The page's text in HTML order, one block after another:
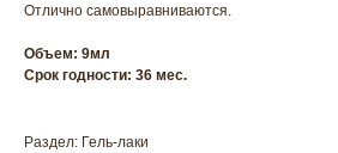
Отлично самовыравниваются.
Объем: 9мл
Срок годности: 36 мес.
Раздел: Гель-лаки